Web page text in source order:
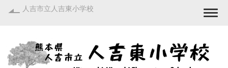
人吉市立人吉東小学校